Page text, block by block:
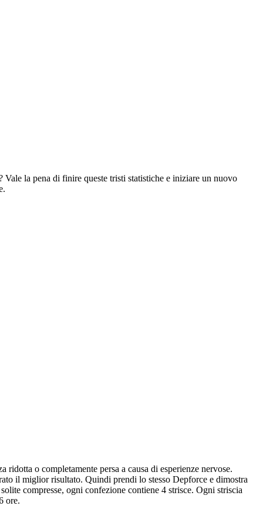
la pena di finire queste tristi statistiche e iniziare un nuovo
o completamente persa a causa di esperienze nervose.
il miglior risultato. Quindi prendi lo stesso Depforce e dimostra
compresse, ogni confezione contiene 4 strisce. Ogni striscia
ore.